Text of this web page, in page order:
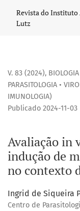
Avaliação in vitro
Revista do
Lutz
V. 83 (2024),
PARASITOLOGIA •
IMUNOLOGIA)
Avaliação in
indução de
no contexto
Publicado 2024-11-03
Ingrid de Siqueira
Centro de